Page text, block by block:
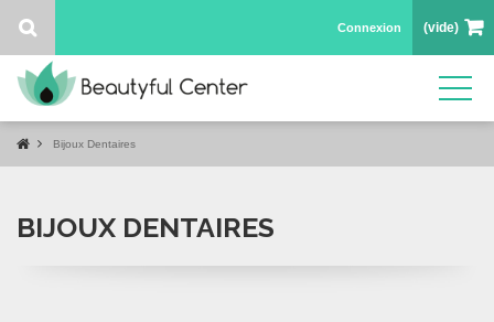
Connexion (vide)
Bijoux Dentaires
BIJOUX DENTAIRES